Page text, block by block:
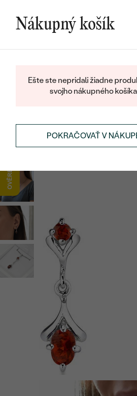
LETNÝ
BLOGŠPERKY NA MIERU
SETYSTRIEBORNÉ SETY
Nákupný košík
Ešte ste nepridali žiadne
svojho nákupného košíka
POKRAČOVAŤ V